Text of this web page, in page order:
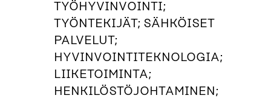
TYÖHYVINVOINTI;
TYÖNTEKIJÄT; SÄHKÖISET
PALVELUT;
HYVINVOINTITEKNOLOGIA;
LIIKETOIMINTA;
HENKILÖSTÖJOHTAMINEN;